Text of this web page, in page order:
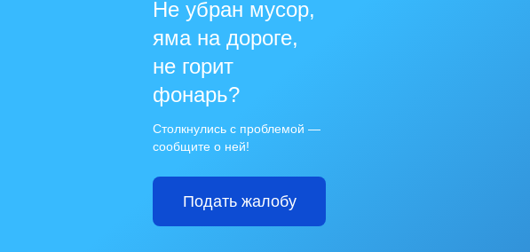
Не убран мусор,
яма на дороге,
не горит
фонарь?
Столкнулись с проблемой —
сообщите о ней!
Подать жалобу